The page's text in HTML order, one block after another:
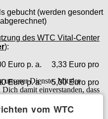
gebucht (werden gesondert
des WTC Vital-Center
):
p. a. 3,33 Euro pro
Euro p. a. 5,00 Euro pro
unserer Dienste. Mit der
damit einverstanden, dass
vom WTC